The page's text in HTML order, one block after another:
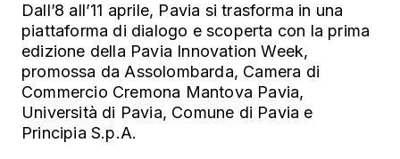
Dall’8 all’11 aprile, Pavia si trasforma in una
piattaforma di dialogo e scoperta con la prima
edizione della Pavia Innovation Week,
promossa da Assolombarda, Camera di
Commercio Cremona Mantova Pavia,
Università di Pavia, Comune di Pavia e
Principia S.p.A.